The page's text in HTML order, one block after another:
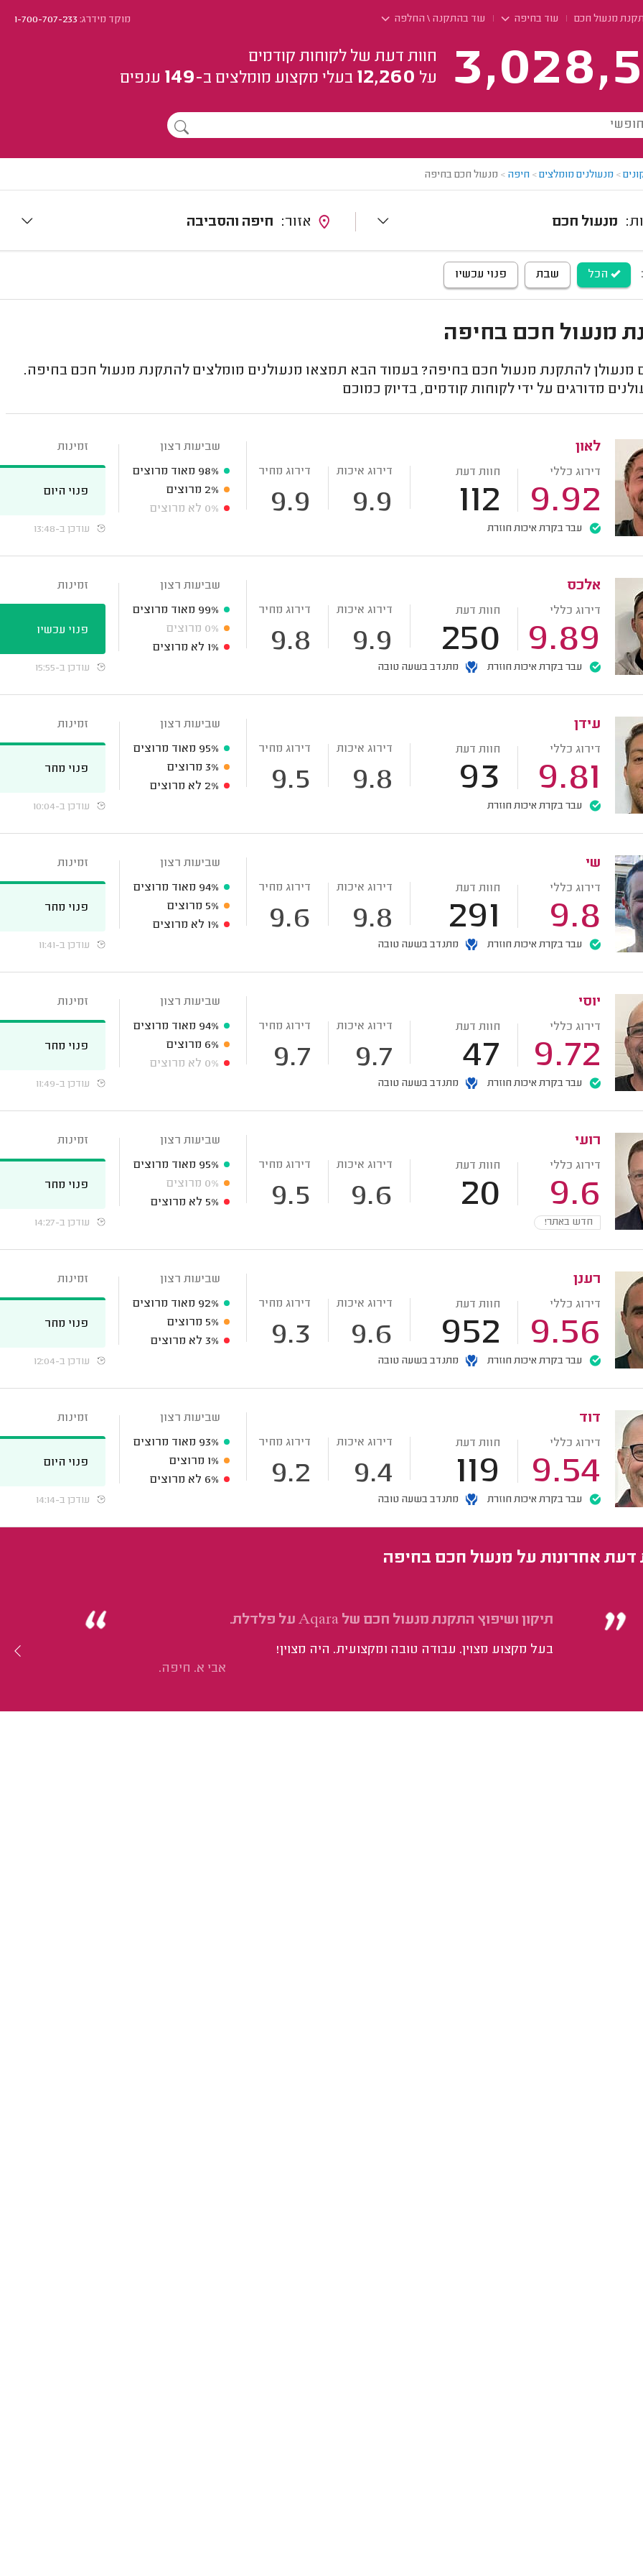
מנעול חכם עוד בחיפה עוד בהתקנה \ החלפה מוקד מידרג:1-700-707-233
חוות דעת של לקוחות קודמים
על 12,260 בעלי מקצוע מומלצים ב-149 ענפים
> מנעולנים מומלצים> חיפה > מנעול חכם בחיפה
מנעול חכם חיפה והסביבה
הכל שבת פנוי עכשיו
מנעול חכם בחיפה
להתקנת מנעול חכם בחיפה? בעמוד הבא תמצאו מנעולנים מומלצים להתקנת מנעול חכם בחיפה.
מדורגים על ידי לקוחות קודמים, בדיוק כמוכם
לאון
דירוג כללי
9.92
חוות דעת
112
דירוג איכות
9.9
דירוג מחיר
9.9
עבר בקרת איכות חוזרת
שביעות רצון
98% מאוד מרוצים
2% מרוצים
0% לא מרוצים
זמינות
פנוי היום
עודכן ב-13:48
אלכס
דירוג כללי
9.89
חוות דעת
250
דירוג איכות
9.9
דירוג מחיר
9.8
עבר בקרת איכות חוזרת מתנדב בשעה טובה
שביעות רצון
99% מאוד מרוצים
0% מרוצים
1% לא מרוצים
זמינות
פנוי עכשיו
עודכן ב-15:55
עידן
דירוג כללי
9.81
חוות דעת
93
דירוג איכות
9.8
דירוג מחיר
9.5
עבר בקרת איכות חוזרת
שביעות רצון
95% מאוד מרוצים
3% מרוצים
2% לא מרוצים
זמינות
פנוי מחר
עודכן ב-10:04
שי
דירוג כללי
9.8
חוות דעת
291
דירוג איכות
9.8
דירוג מחיר
9.6
עבר בקרת איכות חוזרת מתנדב בשעה טובה
שביעות רצון
94% מאוד מרוצים
5% מרוצים
1% לא מרוצים
זמינות
פנוי מחר
עודכן ב-11:41
יוסי
דירוג כללי
9.72
חוות דעת
47
דירוג איכות
9.7
דירוג מחיר
9.7
עבר בקרת איכות חוזרת מתנדב בשעה טובה
שביעות רצון
94% מאוד מרוצים
6% מרוצים
0% לא מרוצים
זמינות
פנוי מחר
עודכן ב-11:49
רועי
דירוג כללי
9.6
חוות דעת
20
דירוג איכות
9.6
דירוג מחיר
9.5
חדש באתר!
שביעות רצון
95% מאוד מרוצים
0% מרוצים
5% לא מרוצים
זמינות
פנוי מחר
עודכן ב-14:27
רענן
דירוג כללי
9.56
חוות דעת
952
דירוג איכות
9.6
דירוג מחיר
9.3
עבר בקרת איכות חוזרת מתנדב בשעה טובה
שביעות רצון
92% מאוד מרוצים
5% מרוצים
3% לא מרוצים
זמינות
פנוי מחר
עודכן ב-12:04
דוד
דירוג כללי
9.54
חוות דעת
119
דירוג איכות
9.4
דירוג מחיר
9.2
עבר בקרת איכות חוזרת מתנדב בשעה טובה
שביעות רצון
93% מאוד מרוצים
1% מרוצים
6% לא מרוצים
זמינות
פנוי היום
עודכן ב-14:14
דעת אחרונות על מנעול חכם בחיפה
תיקון ושיפוץ התקנת מנעול חכם של Aqara על פלדלת.
בעל מקצוע מצוין. עבודה טובה ומקצועית. היה מצוין!
אבי א. חיפה.